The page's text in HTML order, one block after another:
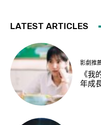
LATEST ARTICLES
影劇推
《
年成